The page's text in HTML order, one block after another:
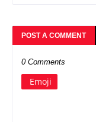
POST A COMMENT
0 Comments
Emoji